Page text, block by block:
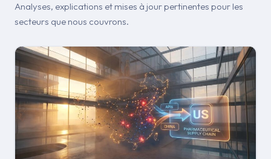
Analyses, explications et mises à jour pertinentes pour les
secteurs que nous couvrons.